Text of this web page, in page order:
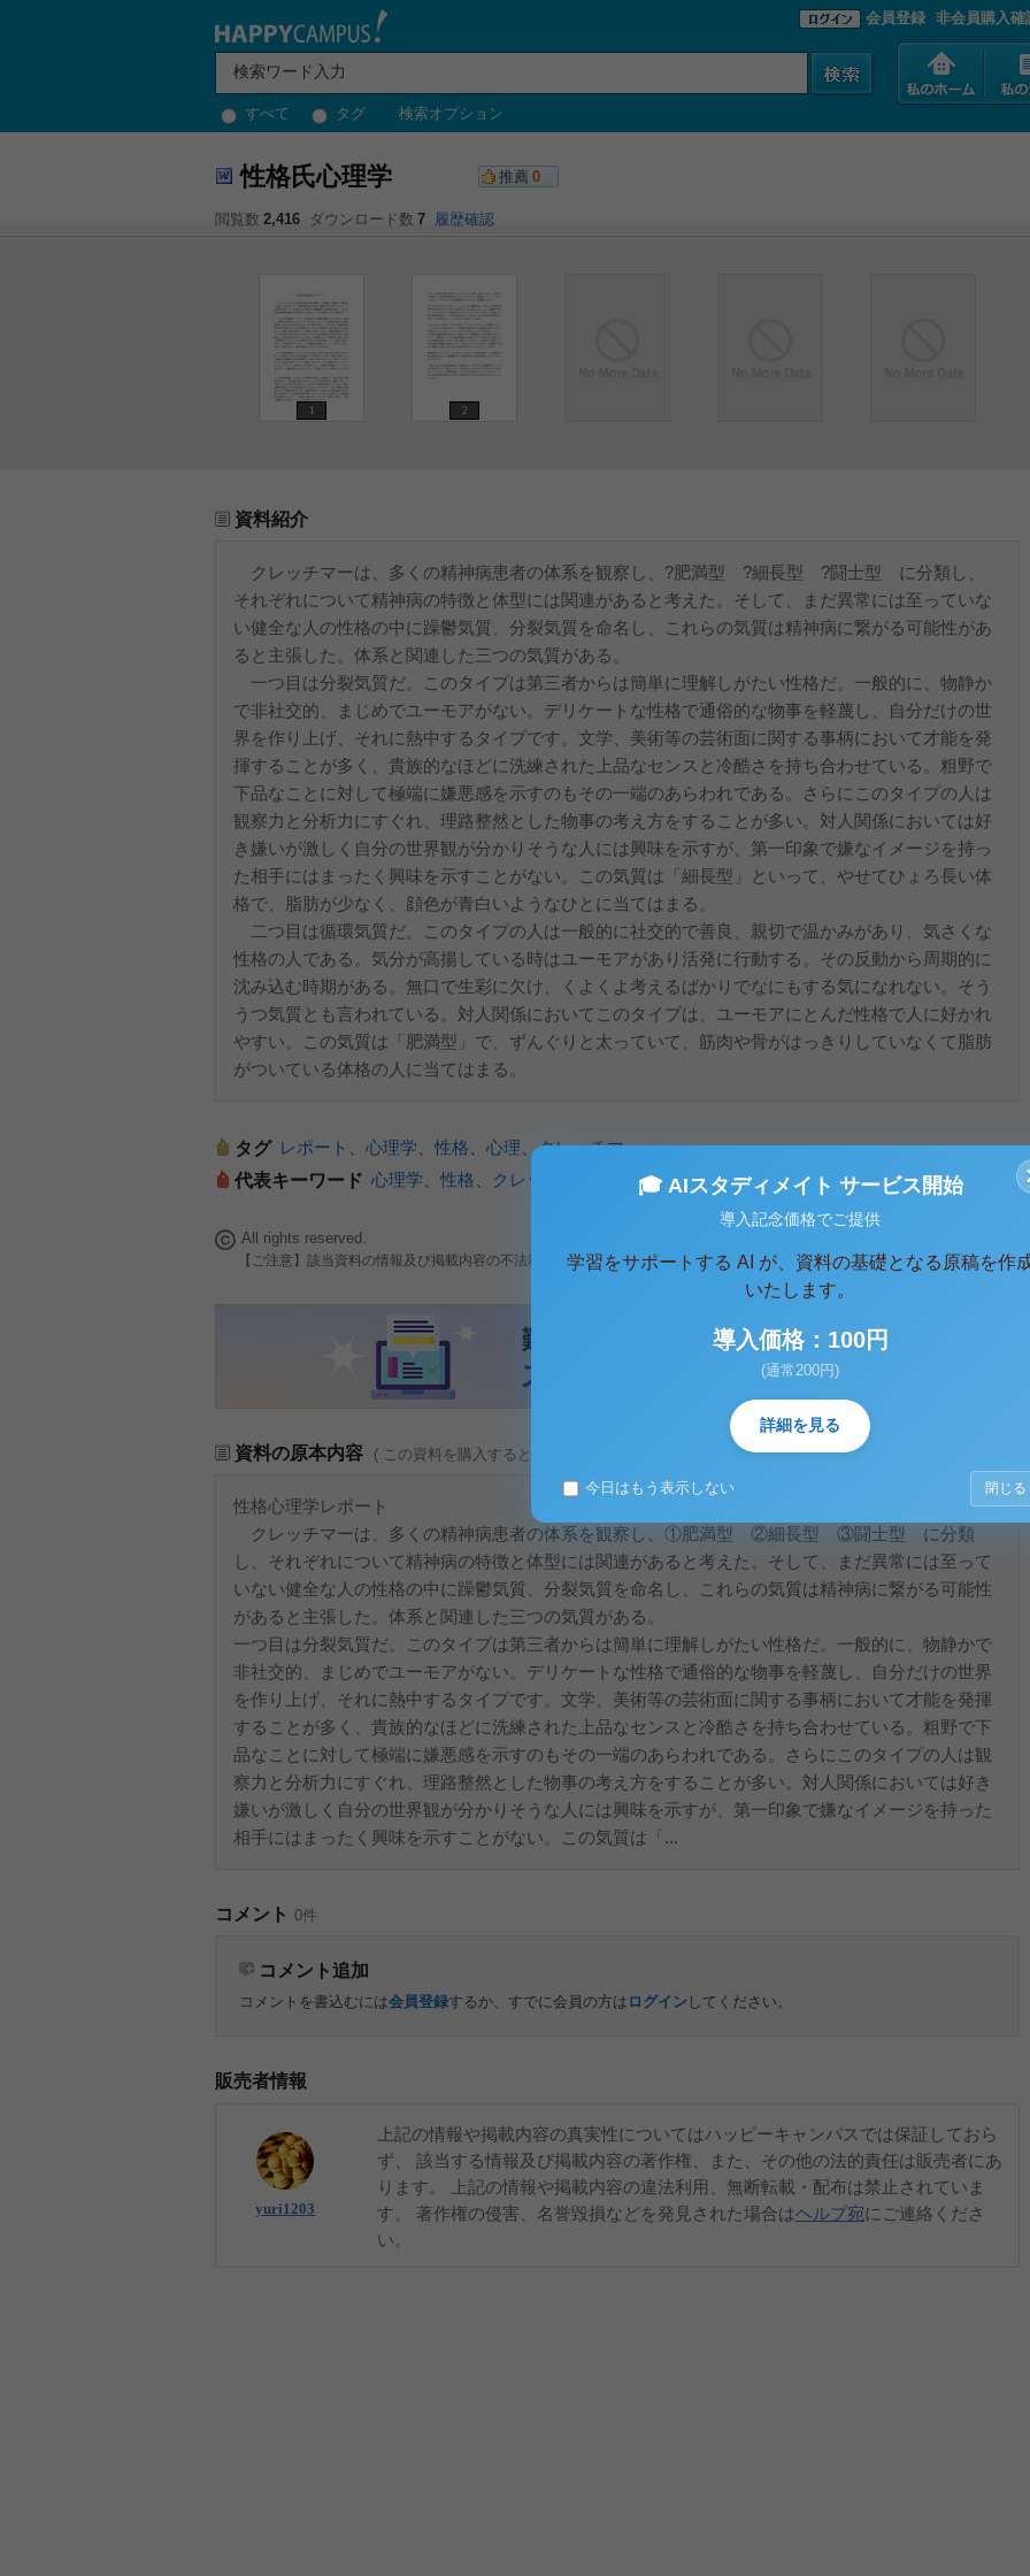
すべて タグ 検索オプション
会員登録 非会員購入確
性格氏心理学 推薦 0
閲覧数 2,416 ダウンロード数 7 履歴確認
1 2
資料紹介
クレッチマーは、多くの精神病患者の体系を観察し、?肥満型 ?細長型 ?闘士型 に分類し、
それぞれについて精神病の特徴と体型には関連があると考えた。そして、まだ異常には至っていな
い健全な人の性格の中に躁鬱気質、分裂気質を命名し、これらの気質は精神病に繋がる可能性があ
ると主張した。体系と関連した三つの気質がある。
一つ目は分裂気質だ。このタイプは第三者からは簡単に理解しがたい性格だ。一般的に、物静か
で非社交的、まじめでユーモアがない。デリケートな性格で通俗的な物事を軽蔑し、自分だけの世
界を作り上げ、それに熱中するタイプです。文学、美術等の芸術面に関する事柄において才能を発
揮することが多く、貴族的なほどに洗練された上品なセンスと冷酷さを持ち合わせている。粗野で
下品なことに対して極端に嫌悪感を示すのもその一端のあらわれである。さらにこのタイプの人は
観察力と分析力にすぐれ、理路整然とした物事の考え方をすることが多い。対人関係においては好
き嫌いが激しく自分の世界観が分かりそうな人には興味を示すが、第一印象で嫌なイメージを持っ
た相手にはまったく興味を示すことがない。この気質は「細長型」といって、やせてひょろ長い体
格で、脂肪が少なく、顔色が青白いようなひとに当てはまる。
二つ目は循環気質だ。このタイプの人は一般的に社交的で善良、親切で温かみがあり、気さくな
性格の人である。気分が高揚している時はユーモアがあり活発に行動する。その反動から周期的に
沈み込む時期がある。無口で生彩に欠け、くよくよ考えるばかりでなにもする気になれない。そう
うつ気質とも言われている。対人関係においてこのタイプは、ユーモアにとんだ性格で人に好かれ
やすい。この気質は「肥満型」で、ずんぐりと太っていて、筋肉や骨がはっきりしていなくて脂肪
がついている体格の人に当てはまる。
タグ レポート 心理学 性格 心理 、クレッチマー
代表キーワード 心理学 性格 クレッチマー
All rights reserved.
【ご注意】該当資料の情報及び掲載内容の不法利用、無断転載・配布は著作権法違反となります。
資料の原本内容 ( この資料を購入すると、テキストデータがみえます。 )
性格心理学レポート
クレッチマーは、多くの精神病患者の体系を観察し、①肥満型 ②細長型 ③闘士型 に分類
し、それぞれについて精神病の特徴と体型には関連があると考えた。そして、まだ異常には至って
いない健全な人の性格の中に躁鬱気質、分裂気質を命名し、これらの気質は精神病に繋がる可能性
があると主張した。体系と関連した三つの気質がある。
一つ目は分裂気質だ。このタイプは第三者からは簡単に理解しがたい性格だ。一般的に、物静かで
非社交的、まじめでユーモアがない。デリケートな性格で通俗的な物事を軽蔑し、自分だけの世界
を作り上げ、それに熱中するタイプです。文学、美術等の芸術面に関する事柄において才能を発揮
することが多く、貴族的なほどに洗練された上品なセンスと冷酷さを持ち合わせている。粗野で下
品なことに対して極端に嫌悪感を示すのもその一端のあらわれである。さらにこのタイプの人は観
察力と分析力にすぐれ、理路整然とした物事の考え方をすることが多い。対人関係においては好き
嫌いが激しく自分の世界観が分かりそうな人には興味を示すが、第一印象で嫌なイメージを持った
相手にはまったく興味を示すことがない。この気質は「...
コメント 0件
コメント追加
コメントを書込むには会員登録するか、すでに会員の方は ログイン してください。
販売者情報
yuri1203
上記の情報や掲載内容の真実性についてはハッピーキャンパスでは保証しておら
ず、 該当する情報及び掲載内容の著作権、また、その他の法的責任は販売者にあ
ります。 上記の情報や掲載内容の違法利用、無断転載・配布は禁止されていま
す。 著作権の侵害、名誉毀損などを発見された場合はヘルプ宛にご連絡くださ
い。
🎓 AIスタディメイト サービス開始
導入記念価格でご提供
学習をサポートする AI が、資料の基礎となる原稿を作
いたします。
導入価格：100円
(通常200円)
詳細を見る
今日はもう表示しない 閉じる